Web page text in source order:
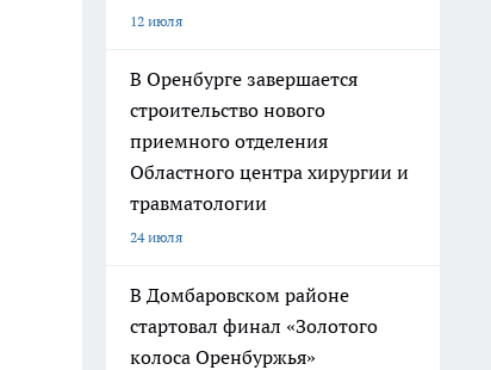
12 июля
В Оренбурге завершается
строительство нового
приемного отделения
Областного центра хирургии и
травматологии
24 июля
В Домбаровском районе
стартовал финал «Золотого
колоса Оренбуржья»